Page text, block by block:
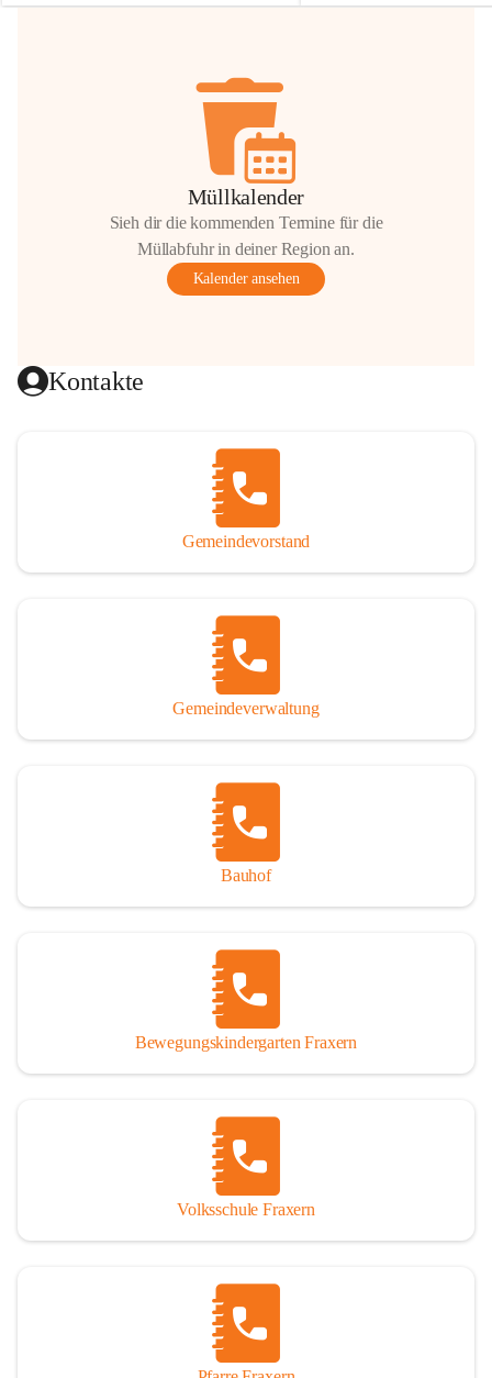
Hilfsbereitschaft!
Müllkalender
Sieh dir die kommenden Termine für die
Müllabfuhr in deiner Region an.
Kalender ansehen
Kontakte
Gemeindevorstand
Gemeindeverwaltung
Bauhof
Bewegungskindergarten Fraxern
Volksschule Fraxern